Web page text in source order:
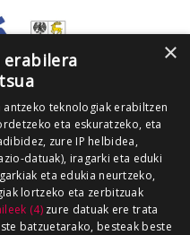
×
erabilera
teknologiak erabiltzen
eta eskuratzeko, eta
zure IP helbidea,
datuak), iragarki eta eduki
eta edukia neurtzeko,
lortzeko eta zerbitzuak
(4)zure datuak ere trata
batzuetarako, besteak beste